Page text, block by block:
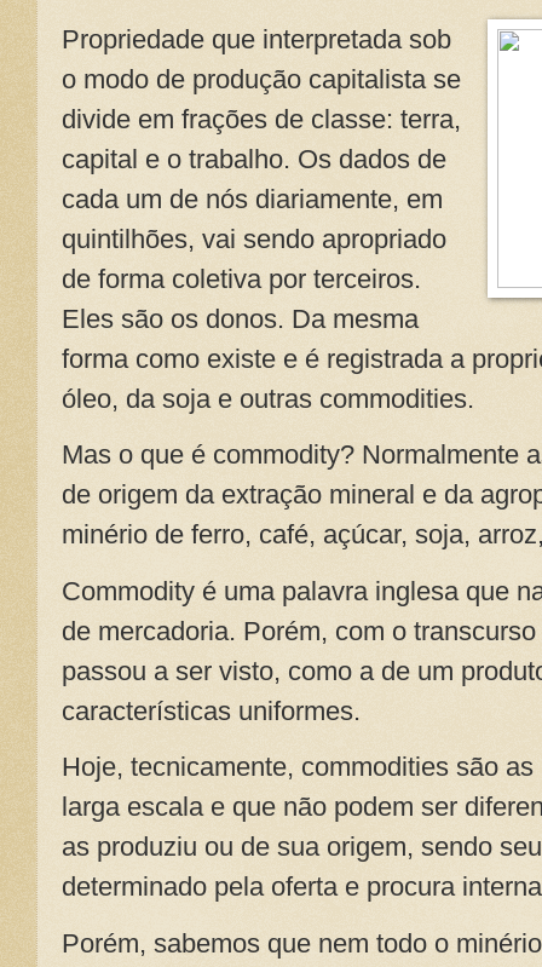
Propriedade que interpretada sob
o modo de produção capitalista se
divide em frações de classe: terra,
capital e o trabalho. Os dados de
cada um de nós diariamente, em
quintilhões, vai sendo apropriado
de forma coletiva por terceiros.
Eles são os donos. Da mesma
forma como existe e é registrada a
óleo, da soja e outras commodities.
Mas o que é commodity? Normalmente
de origem da extração mineral e da
minério de ferro, café, açúcar, soja,
Commodity é uma palavra inglesa que
de mercadoria. Porém, com o
passou a ser visto, como a de um
características uniformes.
Hoje, tecnicamente, commodities são
larga escala e que não podem ser
as produziu ou de sua origem, sendo
determinado pela oferta e procura
Porém, sabemos que nem todo o